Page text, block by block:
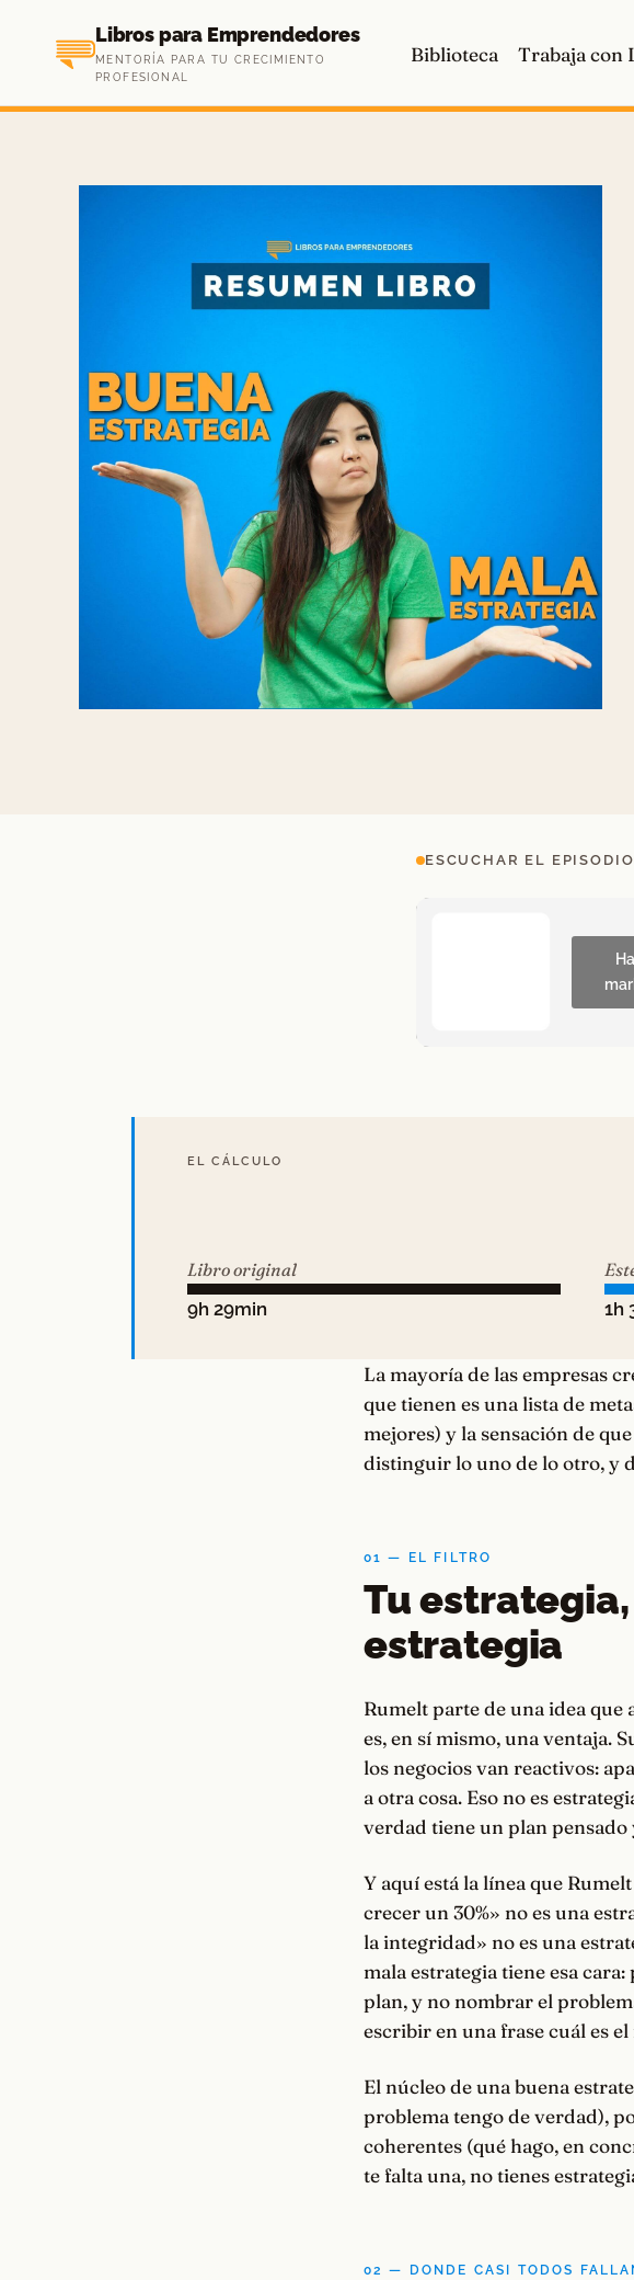
contenido
Libros para Emprendedores
MENTORÍA PARA TU CRECIMIENTO
PROFESIONAL
Biblioteca Trabaja con
ESCUCHAR EL EPISODIO
EL CÁLCULO
Libro original
9h 29min
1h
La mayoría de las empresas
que tienen es una lista de
mejores) y la sensación de
distinguir lo uno de lo otro, y
01 — EL FILTRO
Tu
estrategia
Rumelt parte de una idea que
es, en sí mismo, una ventaja.
los negocios van reactivos:
a otra cosa. Eso no es
verdad tiene un plan pensado
Y aquí está la línea que
crecer un 30%» no es una
la integridad» no es una
mala estrategia tiene esa
plan, y no nombrar el
escribir en una frase cuál es
El núcleo de una buena
problema tengo de verdad),
coherentes (qué hago, en
te falta una, no tienes
02 — DONDE CASI TODOS